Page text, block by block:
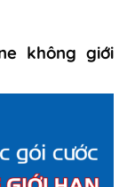
không giới